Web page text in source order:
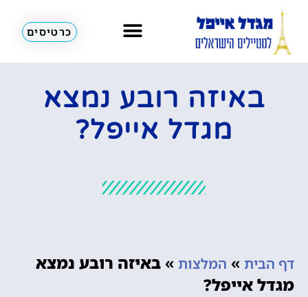
כרטיסים
באיזה רובע נמצא
מגדל אייפל?
דף הבית » המלצות »באיזה רובע נמצא
מגדל אייפל?